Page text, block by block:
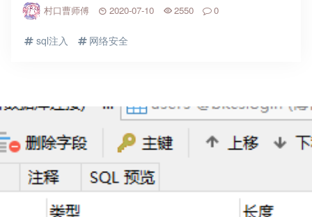
村口曹师傅 2020-07-10 2550 0
sql注入 网络安全